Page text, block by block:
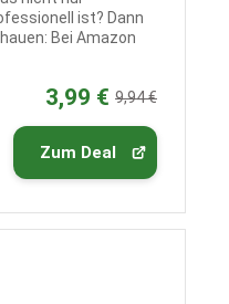
ist? Dann
Bei Amazon
3,99 € 9,94 €
Zum Deal